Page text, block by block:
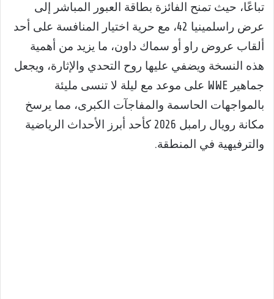
تباعًا، حيث تمنح الفائزة بطاقة العبور المباشر إلى
عرض راسلمينيا 42، مع حرية اختيار المنافسة على أحد
ألقاب عروض راو أو سماك داون، ما يزيد من أهمية
هذه النسخة ويضفي عليها روح التحدي والإثارة، ويجعل
جماهير WWE على موعد مع ليلة لا تنسى مليئة
بالمواجهات الحاسمة والمفاجآت الكبرى، مما يرسخ
مكانة رويال رامبل 2026 كأحد أبرز الأحداث الرياضية
والترفيهية في المنطقة.